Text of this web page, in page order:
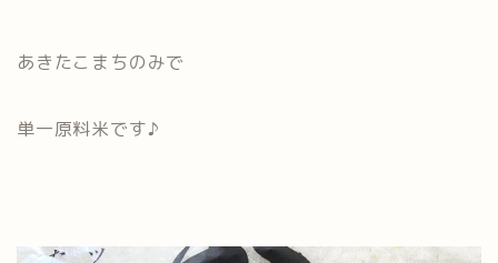
あきたこまちのみで
単一原料米です♪